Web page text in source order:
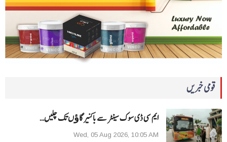
قومی خبریں
ایم سی ڈی سوک سینٹر سے باکنیر گاﺅں تک چلیں…
Wed, 05 Aug 2026, 10:05 AM